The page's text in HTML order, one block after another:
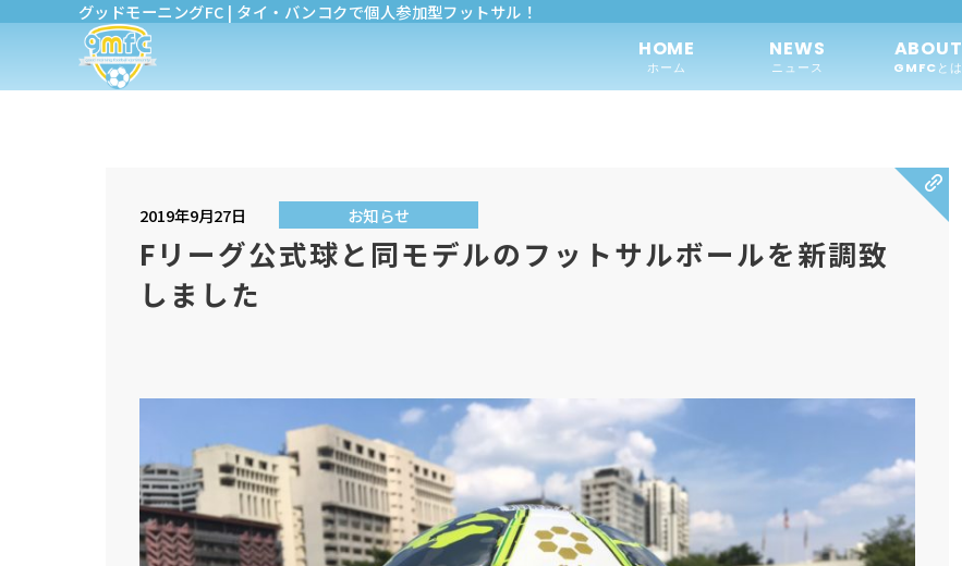
グッドモーニングFC | タイ・バンコクで個人参加型フットサル！
HOME
ホーム
NEWS
ニュース
ABOUT
GMFCとは
2019年9月27日 お知らせ
Fリーグ公式球と同モデルのフットサルボールを新調致
しました